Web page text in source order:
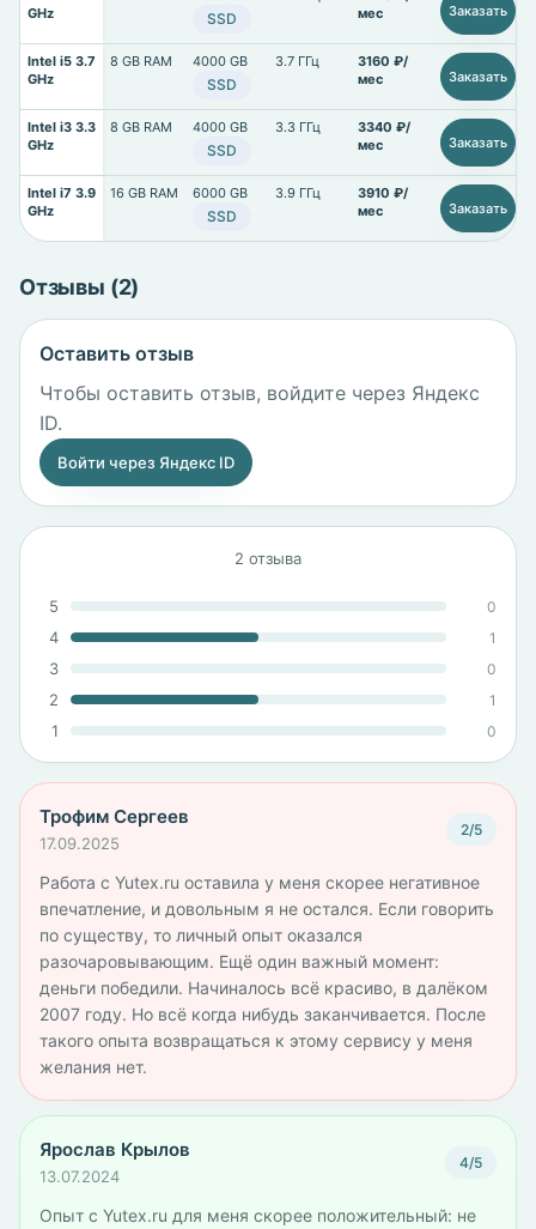
GHz
SSD
мес
Заказать
Intel i5 3.7
GHz
8 GB RAM 4000 GB
SSD
3.7 ГГц
3160 ₽/
мес
Заказать
Intel i3 3.3
GHz
8 GB RAM 4000 GB
SSD
3.3 ГГц
3340 ₽/
мес
Заказать
Intel i7 3.9
GHz
16 GB RAM 6000 GB
SSD
3.9 ГГц
3910 ₽/
мес
Заказать
Отзывы (2)
Оставить отзыв
Чтобы оставить отзыв, войдите через Яндекс
ID.
Войти через Яндекс ID
2 отзыва
5 0
4 1
3 0
2 1
1 0
Трофим Сергеев
17.09.2025
2/5
Работа с Yutex.ru оставила у меня скорее негативное
впечатление, и довольным я не остался. Если говорить
по существу, то личный опыт оказался
разочаровывающим. Ещё один важный момент:
деньги победили. Начиналось всё красиво, в далёком
2007 году. Но всё когда нибудь заканчивается. После
такого опыта возвращаться к этому сервису у меня
желания нет.
Ярослав Крылов
13.07.2024
4/5
Опыт с Yutex.ru для меня скорее положительный: не